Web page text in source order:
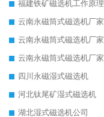
福建铁矿磁选机工作原理
云南永磁筒式磁选机厂家
云南永磁筒式磁选机厂家
云南永磁筒式磁选机厂家
四川永磁湿式磁选机
河北钛尾矿湿式磁选机
湖北湿式磁选机公司